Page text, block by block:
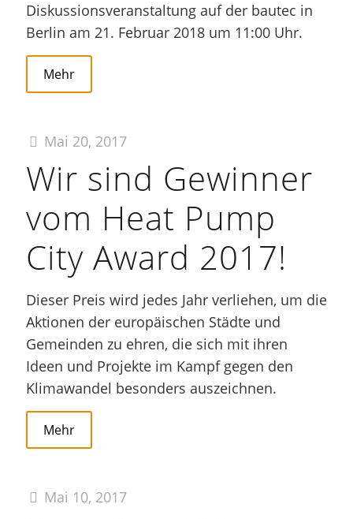
Diskussionsveranstaltung auf der bautec in
Berlin am 21. Februar 2018 um 11:00 Uhr.
Mehr
Mai 20, 2017
Wir sind Gewinner
vom Heat Pump
City Award 2017!
Dieser Preis wird jedes Jahr verliehen, um die
Aktionen der europäischen Städte und
Gemeinden zu ehren, die sich mit ihren
Ideen und Projekte im Kampf gegen den
Klimawandel besonders auszeichnen.
Mehr
Mai 10, 2017